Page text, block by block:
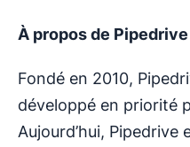
À propos de Pipedrive
Fondé en 2010,
développé en priorité
Aujourd’hui, Pipedrive